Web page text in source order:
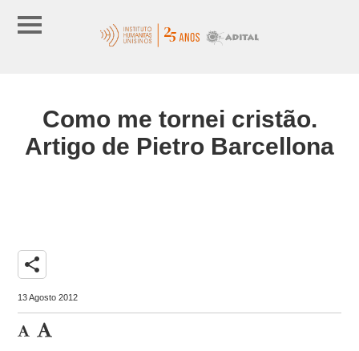
Como me tornei cristão.
Artigo de Pietro Barcellona
share
13 Agosto 2012